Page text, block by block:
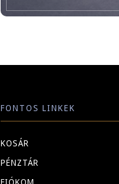
FONTOS LINKEK
KOSÁR
PÉNZTÁR